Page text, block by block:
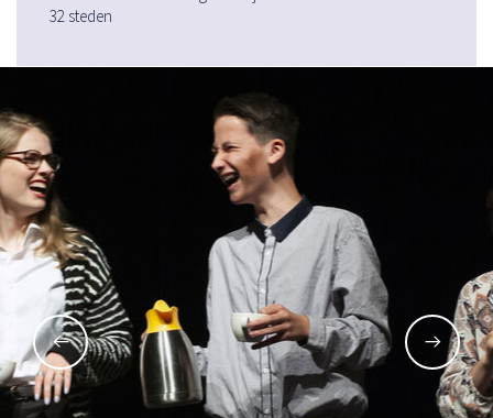
32 steden